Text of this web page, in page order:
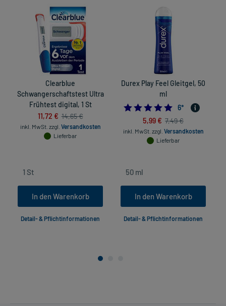
Clearblue
Schwangerschaftstest Ultra
Frühtest digital, 1 St
11,72 € 14,65 €
inkl. MwSt. zzgl. Versandkosten
Lieferbar
In den Warenkorb
Detail- & Pflichtinformationen
Durex Play Feel Gleitgel, 50
ml
6*
5,99 € 7,49 €
inkl. MwSt. zzgl. Versandkosten
Lieferbar
In den Warenkorb
Detail- & Pflichtinformationen